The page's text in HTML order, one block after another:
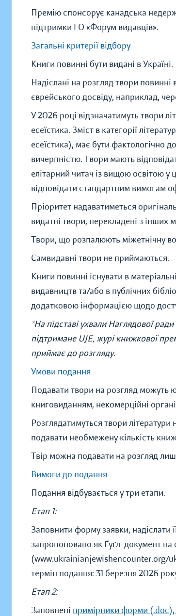
Премію спонсорує канадськa
підтримки ГО «Форум видавців».
Загальні критерії відбору
Книги повинні бути видані в Україні.
Надіслані на розгляд твори
єврейського досвіду, наприклад,
У 2026 році відзначатимуть твори
есеїстика. Зміст в категорії
есеїстика), має бути фактологічно
вичерпністю. Твори мають
елітарний читач із вищою освітою у
відповідати стандартним вимогам
Пріоритет надаватиметься
видатні твори, перекладені з інших
Твори, що розпалюють міжетнічну
Самвидавні твори не приймаються.
Книги повинні існувати в
видавництв та/або в публічних
додатковою інформацією щодо
*На підставі ухвали Наглядової
підтримане UJE, журі книжкової
приймає до розгляду.
Умови подання
Подавати твори на розгляд можуть
книговиданням, некомерційні
Розглядатимуться твори
подавати необмежену кількість
Твір можна подавати на розгляд
Вимоги до подання
Подання відбувається у три етапи.
Етап 1:
Заповнити форму заявки, надіслати
запропоновано як Ґуґл-документ на
(www.ukrainianjewishencounter.org/
термін подання: 31 березня 2026
Етап 2:
Заповнені примірники форми (.doc),